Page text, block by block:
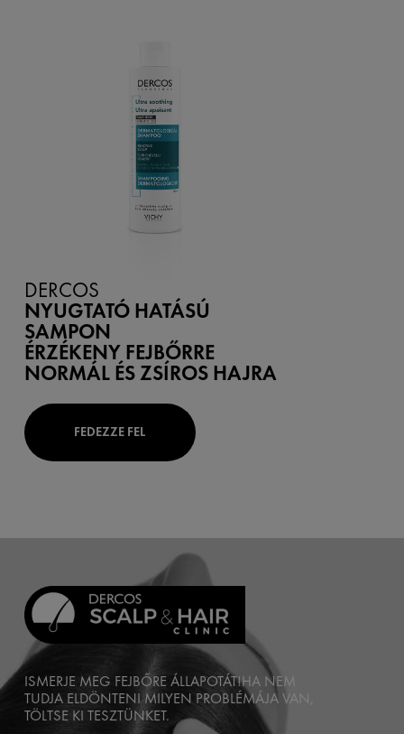
DERCOS
NYUGTATÓ HATÁSÚ
SAMPON
ÉRZÉKENY FEJBŐRRE
NORMÁL ÉS ZSÍROS HAJRA
FEDEZZE FEL
ISMERJE MEG FEJBŐRE ÁLLAPOTÁT!HA NEM
TUDJA ELDÖNTENI MILYEN PROBLÉMÁJA VAN,
TÖLTSE KI TESZTÜNKET.